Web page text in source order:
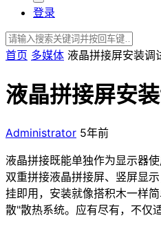
登录
首页 多媒体 液晶拼接屏安装调
液晶拼接屏安
Administrator 5年前
液晶拼接既能单独作为显示器
双重拼接液晶拼接屏、竖屏显
挂即用，安装就像搭积木一样
散"散热系统。应有尽有，不仅